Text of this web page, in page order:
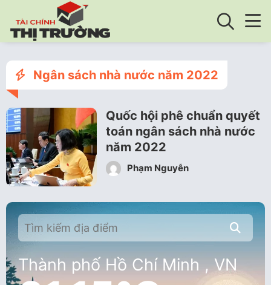
Ngân sách nhà nước năm 2022
Quốc hội phê chuẩn quyết
toán ngân sách nhà nước
năm 2022
Phạm Nguyễn
Thành phố Hồ Chí Minh , VN